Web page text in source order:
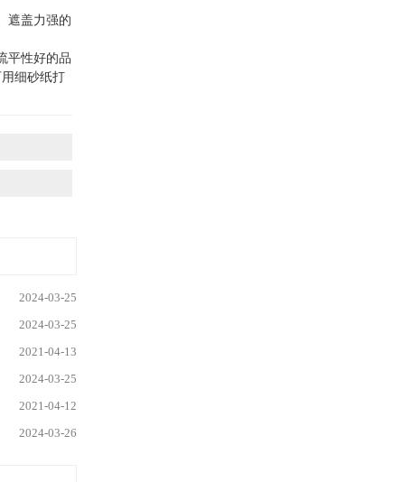
遮盖力强的
平性好的品
细砂纸打
2024-03-25
2024-03-25
2021-04-13
2024-03-25
2021-04-12
2024-03-26